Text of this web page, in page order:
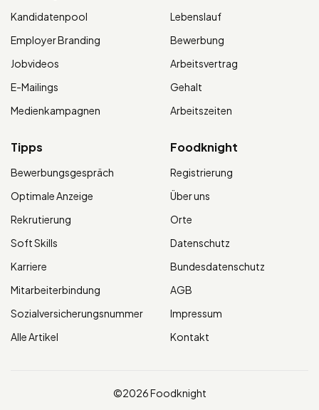
Kandidatenpool
Employer Branding
Jobvideos
E-Mailings
Medienkampagnen
Lebenslauf
Bewerbung
Arbeitsvertrag
Gehalt
Arbeitszeiten
Tipps
Bewerbungsgespräch
Optimale Anzeige
Rekrutierung
Soft Skills
Karriere
Mitarbeiterbindung
Sozialversicherungsnummer
Alle Artikel
Foodknight
Registrierung
Über uns
Orte
Datenschutz
Bundesdatenschutz
AGB
Impressum
Kontakt
©2026 Foodknight